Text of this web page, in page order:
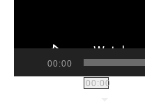
00:00
00:00